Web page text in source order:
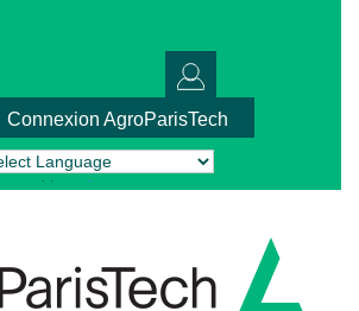
Connexion AgroParisTech
by Translate